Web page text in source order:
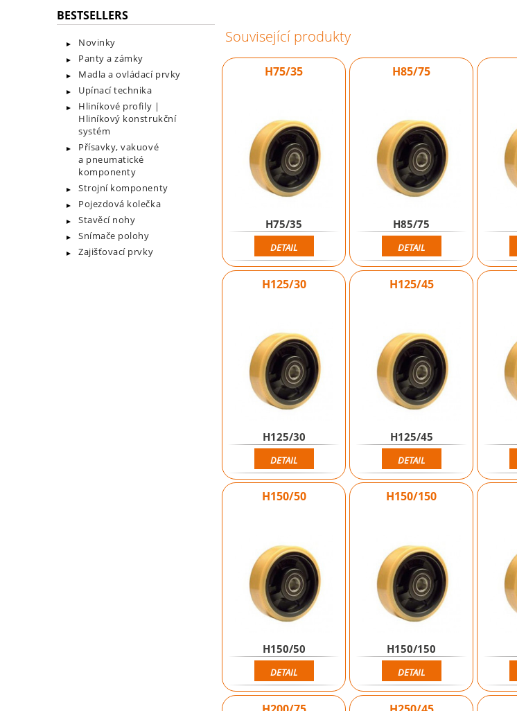
BESTSELLERS
Novinky
Panty a zámky
Madla a ovládací prvky
Upínací technika
Hliníkové profily |
Hliníkový konstrukční
systém
Přísavky, vakuové
a pneumatické
komponenty
Strojní komponenty
Pojezdová kolečka
Stavěcí nohy
Snímače polohy
Zajišťovací prvky
Související produkty
H75/35
H75/35
DETAIL
H85/75
H85/75
DETAIL
H125/30
H125/30
DETAIL
H125/45
H125/45
DETAIL
H150/50
H150/50
DETAIL
H150/150
H150/150
DETAIL